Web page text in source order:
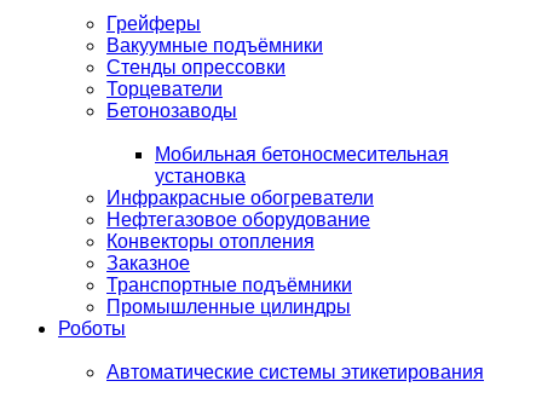
Грейферы
Вакуумные подъёмники
Стенды опрессовки
Торцеватели
Бетонозаводы
Мобильная бетоносмесительная
установка
Инфракрасные обогреватели
Нефтегазовое оборудование
Конвекторы отопления
Заказное
Транспортные подъёмники
Промышленные цилиндры
Роботы
Автоматические системы этикетирования